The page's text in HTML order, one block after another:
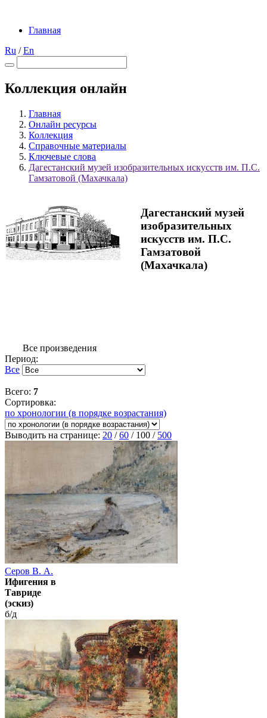
Главная
Ru /En
Коллекция онлайн
Главная
Онлайн ресурсы
Коллекция
Справочные материалы
Ключевые слова
Дагестанский музей изобразительных искусств им. П.С.
Гамзатовой (Махачкала)
Дагестанский музей
изобразительных
искусств им. П.С.
Гамзатовой
(Махачкала)
Все произведения
Период:
Все
Всего: 7
Сортировка:
по хронологии (в порядке возрастания)
Выводить на странице: 20 /60 / 100 / 500
Серов В. А.
Ифигения в
Тавриде
(эскиз)
б/д